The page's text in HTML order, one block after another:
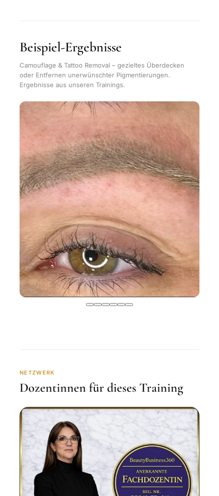
Beispiel-Ergebnisse
Camouflage & Tattoo Removal – gezieltes Überdecken
oder Entfernen unerwünschter Pigmentierungen.
Ergebnisse aus unseren Trainings.
NETZWERK
Dozentinnen für dieses Training